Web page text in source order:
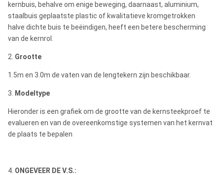
kernbuis, behalve om enige beweging, daarnaast, aluminium,
staalbuis geplaatste plastic of kwalitatieve kromgetrokken
halve dichte buis te beëindigen, heeft een betere bescherming
van de kernrol.
2. Grootte
1.5m en 3.0m de vaten van de lengtekern zijn beschikbaar.
3. Modeltype
Hieronder is een grafiek om de grootte van de kernsteekproef te
evalueren en van de overeenkomstige systemen van het kernvat
de plaats te bepalen
4. ONGEVEER DE V.S.: